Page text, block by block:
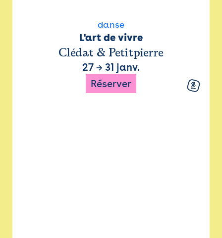
danse
L'art de vivre
Clédat & Petitpierre
27 → 31 janv.
Réserver